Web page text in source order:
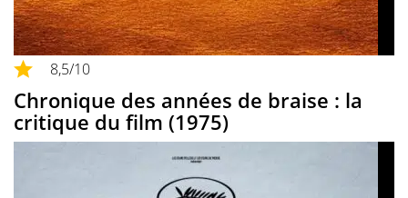
8,5/10
Chronique des années de braise : la
critique du film (1975)